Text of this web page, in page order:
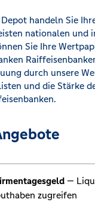
handeln Sie
nationalen und
Sie Ihre
durch unsere
und die Stärke
—
zugreifen